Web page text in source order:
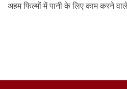
अहम फिल्मों में पानी के लिए काम करने